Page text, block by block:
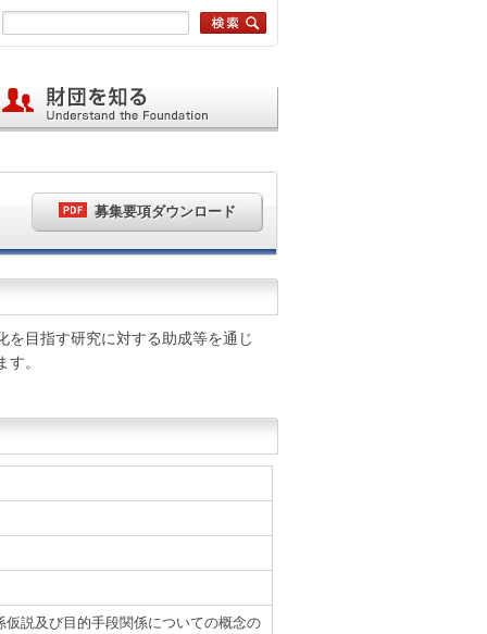
募集要項ダウンロード
目指す研究に対する助成等を通じ
。
説及び目的手段関係についての概念の